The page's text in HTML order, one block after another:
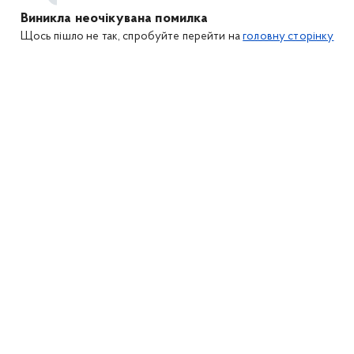
Виникла неочікувана помилка
Щось пішло не так, спробуйте перейти наголовну сторінку